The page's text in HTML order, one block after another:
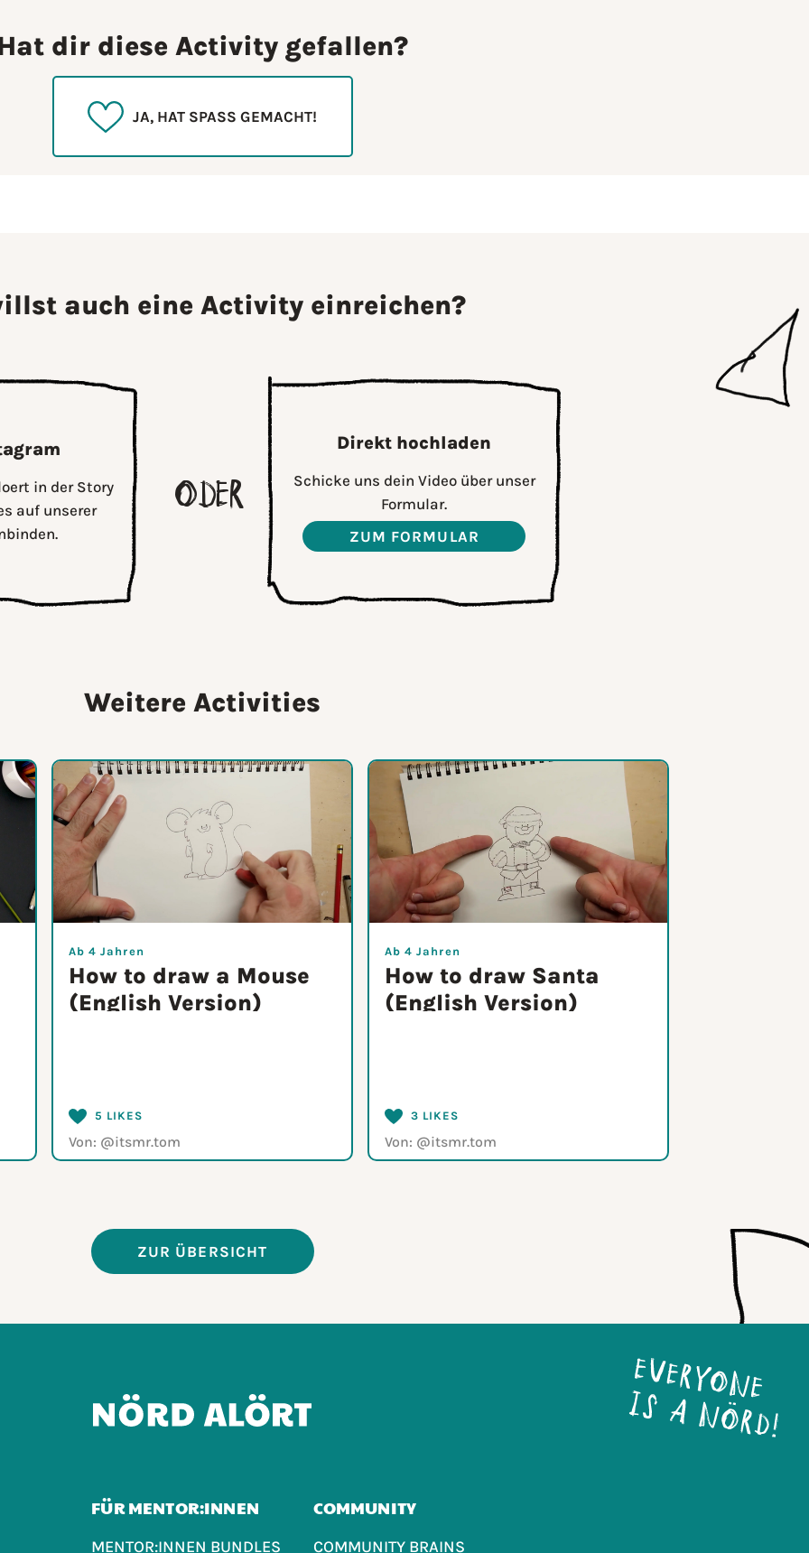
dir diese Activity gefallen?
JA, HAT SPASS GEMACHT!
auch eine Activity einreichen?
in der Story
auf unserer
oder
Direkt hochladen
Schicke uns dein Video über unser
Formular.
ZUM FORMULAR
Weitere Activities
Ab 4 Jahren
How to draw a Mouse
(English Version)
5 LIKES
Von: @itsmr.tom
Ab 4 Jahren
How to draw Santa
(English Version)
3 LIKES
Von: @itsmr.tom
ZUR ÜBERSICHT
FÜR MENTOR:INNEN
MENTOR:INNEN BUNDLES
COMMUNITY
COMMUNITY BRAINS